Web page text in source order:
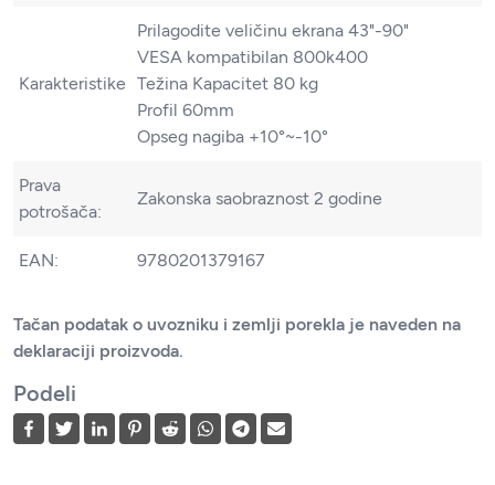
Karakteristike
Prilagodite veličinu ekrana 43"-90"
VESA kompatibilan 800k400
Težina Kapacitet 80 kg
Profil 60mm
Opseg nagiba +10°~-10°
Prava
potrošača:
Zakonska saobraznost 2 godine
EAN: 9780201379167
Tačan podatak o uvozniku i zemlji porekla je naveden na
deklaraciji proizvoda.
Podeli